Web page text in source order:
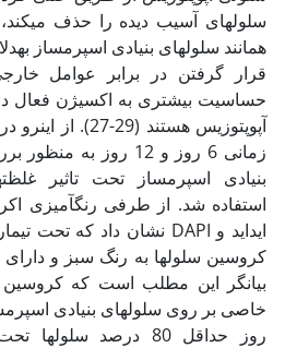
سلول‏های آسیب دیده را حذف می‏کند،
همانند سلول‏های بنیادی اسپرم‏ساز
قرار گرفتن در برابر عوامل
حساسیت بیشتری به اکسیژن فعال
آپوپتوزیس هستند
زمانی 6 روز و 12 روز
بنیادی اسپرم‏ساز تحت تاثیر
استفاده شد. از طرفی رنگ‏آمیزی
کروسین سلول‏ها به رنگ سبز و دارای
بیان‏گر این مطلب است که
روز حداقل 80 درصد